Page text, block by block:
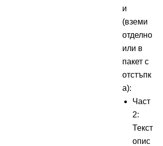
и
(вземи
отделно
или в
пакет с
отстъпк
а):
Част
2:
Текст
опис